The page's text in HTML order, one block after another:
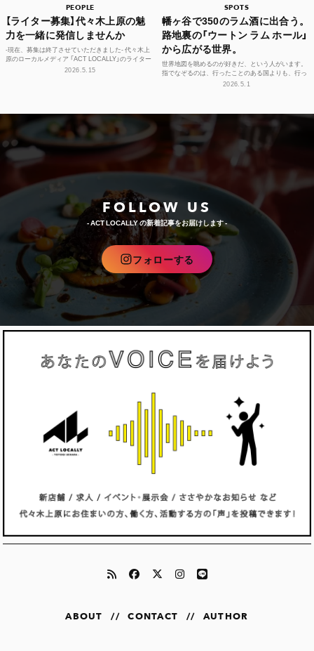
PEOPLE
【ライター募集】代々木上原の魅
力を一緒に発信しませんか
-現在、募集は終了させていただきました- 代々木上
原のローカルメディア 「ACT LOCALLY」のライター
募集！ 世界中にある個性豊かな街に負けない魅...
2026.5.15
SPOTS
幡ヶ谷で350のラム酒に出合う。
路地裏の「ウートン ラム ホール」
から広がる世界。
世界地図を眺めるのが好きだ、という人がいます。
指でなぞるのは、行ったことのある国よりも、行っ
たことのない島々のほう。カリブ海に散らばる、名
2026.5.1
FOLLOW US
- ACT LOCALLY の新着記事をお届けします -
フォローする
ABOUT // CONTACT // AUTHOR